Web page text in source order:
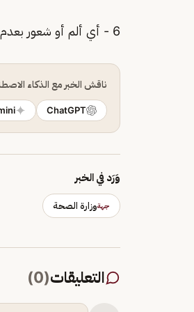
6 - أي ألم أو شعور بعدم الراحة لا تتجاهله.
ناقش الخبر مع الذكاء
ChatGPT
وَرَد في الخبر
جهةوزارة الصحة
التعليقات(
0
)